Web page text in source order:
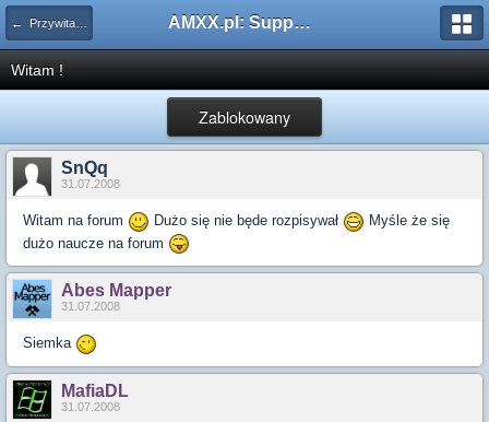
← Przywitaj się AMXX.pl: Support AMX Mod X i SourceMod
Witam !
Zablokowany
SnQq
31.07.2008
Witam na forum Dużo się nie będe rozpisywał
Myśle że się
dużo naucze na forum
Abes Mapper
31.07.2008
Siemka
MafiaDL
31.07.2008